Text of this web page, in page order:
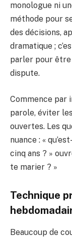
monologue ni
méthode pour
des décisions,
dramatique ;
parler pour être
dispute.
Commence par
parole, éviter
ouvertes. Les
nuance : «
cinq ans ? »
te marier ? »
Technique
Beaucoup de